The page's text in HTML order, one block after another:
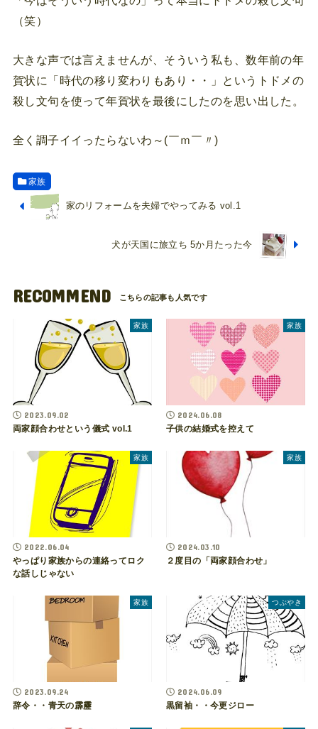
（笑）
大きな声では言えませんが、そういう私も、数年前の年
賀状に「時代の移り変わりもあり・・」というトドメの
殺し文句を使って年賀状を最後にしたのを思い出した。
全く調子イイったらないわ～(￣ｍ￣〃)
家族
家のリフォームを夫婦でやってみる vol.1
犬が天国に旅立ち 5か月たった今
RECOMMEND
家族
2023.09.02
両家顔合わせという儀式 vol.1
家族
2024.06.08
子供の結婚式を控えて
家族
2022.06.04
やっぱり家族からの連絡ってロク
な話しじゃない
家族
2024.03.10
２度目の「両家顔合わせ」
家族
2023.09.24
辞令・・青天の霹靂
つぶやき
2024.06.09
黒留袖・・今更ジロー